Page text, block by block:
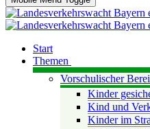
Start
Themen
Vorschulischer
Kinder
Kind und
Kinder im